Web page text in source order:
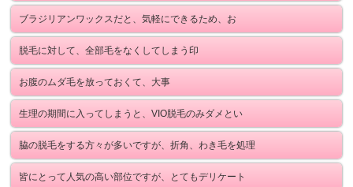
ブラジリアンワックスだと、気軽にできるため、お
脱毛に対して、全部毛をなくしてしまう印
お腹のムダ毛を放っておくて、大事
生理の期間に入ってしまうと、VIO脱毛のみダメとい
脇の脱毛をする方々が多いですが、折角、わき毛を処理
皆にとって人気の高い部位ですが、とてもデリケート